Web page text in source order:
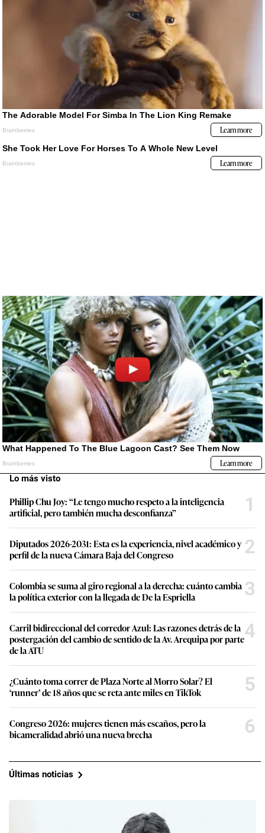
Lo más visto
Phillip Chu Joy: “Le tengo mucho respeto a la inteligencia
artificial, pero también mucha desconfianza”
1
Diputados 2026-2031: Esta es la experiencia, nivel académico y
perfil de la nueva Cámara Baja del Congreso
2
Colombia se suma al giro regional a la derecha: cuánto cambia
la política exterior con la llegada de De la Espriella
3
Carril bidireccional del corredor Azul: Las razones detrás de la
postergación del cambio de sentido de la Av. Arequipa por parte
de la ATU
4
¿Cuánto toma correr de Plaza Norte al Morro Solar? El
‘runner’ de 18 años que se reta ante miles en TikTok
5
Congreso 2026: mujeres tienen más escaños, pero la
bicameralidad abrió una nueva brecha
6
Últimas noticias